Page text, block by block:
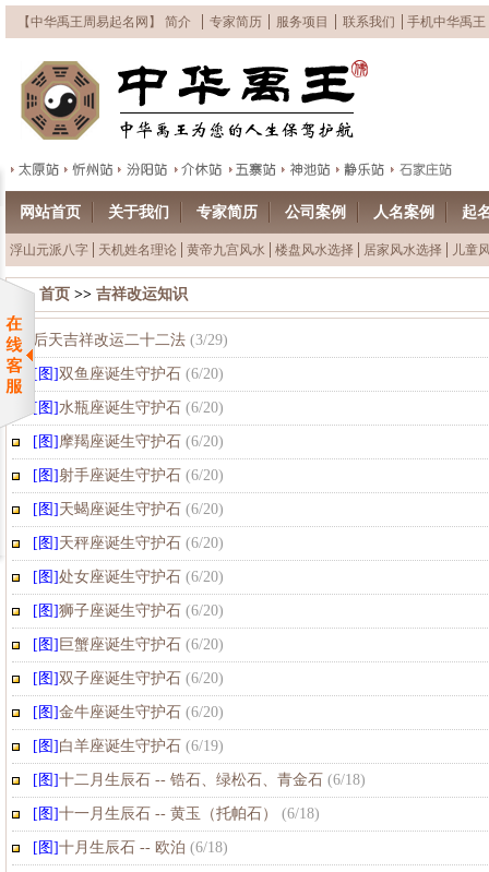
【中华禹王周易起名网】 简介 专家简历 服务项目 联系我们 手机中华禹王
网站首页 关于我们 专家简历 公司案例 人名案例 起
浮山元派八字 天机姓名理论 黄帝九宫风水 楼盘风水选择 居家风水选择 儿童
首页>> 吉祥改运知识
后天吉祥改运二十二法 (3/29)
[图]双鱼座诞生守护石 (6/20)
[图]水瓶座诞生守护石 (6/20)
[图] 摩羯座诞生守护石 (6/20)
[图]射手座诞生守护石 (6/20)
[图] 天蝎座诞生守护石 (6/20)
[图] 天秤座诞生守护石 (6/20)
[图]处女座诞生守护石 (6/20)
[图]狮子座诞生守护石 (6/20)
[图] 巨蟹座诞生守护石 (6/20)
[图]双子座诞生守护石 (6/20)
[图]金牛座诞生守护石 (6/20)
[图] 白羊座诞生守护石 (6/19)
[图]十二月生辰石 -- 锆石、绿松石、青金石 (6/18)
[图]十一月生辰石 -- 黄玉（托帕石） (6/18)
[图]十月生辰石 -- 欧泊 (6/18)